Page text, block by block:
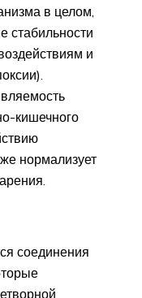
в целом,
стабильности
и
кишечного
нормализует
соединения